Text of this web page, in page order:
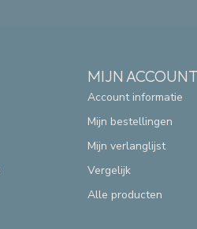
MIJN ACCOUNT
Account informatie
Mijn bestellingen
Mijn verlanglijst
Vergelijk
Alle producten